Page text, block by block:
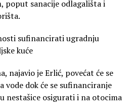
poput sanacije odlagališta i
sufinancirati ugradnju
kuće
najavio je Erlić, povećat će se
vode dok će se sufinanciranje
nestašice osigurati i na otocima